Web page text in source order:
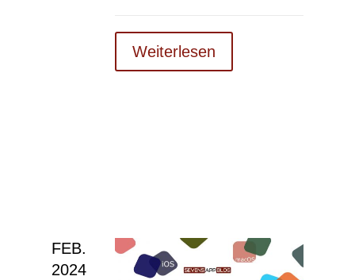
Weiterlesen
FEB.
2024